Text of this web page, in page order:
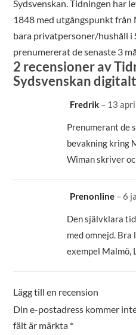
Sydsvenskan. Tidningen har
1848 med utgångspunkt från
bara privatpersoner/hushåll i
prenumererat de senaste 3
2 recensioner av
Sydsvenskan digitalt
Fredrik – 13
Prenumerant de
bevakning kring
Wiman skriver
Prenonline –6
Den självklara
med omnejd.
exempel Malmö,
Lägg till en recension
Din e-postadress kommer
fält är märkta *